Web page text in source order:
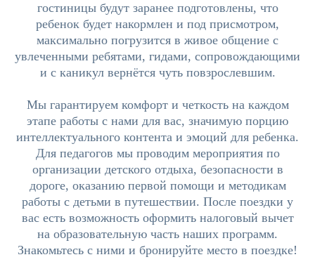
гостиницы будут заранее подготовлены, что
ребенок будет накормлен и под присмотром,
максимально погрузится в живое общение с
увлеченными ребятами, гидами, сопровождающими
и с каникул вернётся чуть повзрослевшим.
Мы гарантируем комфорт и четкость на каждом
этапе работы с нами для вас, значимую порцию
интеллектуального контента и эмоций для ребенка.
Для педагогов мы проводим мероприятия по
организации детского отдыха, безопасности в
дороге, оказанию первой помощи и методикам
работы с детьми в путешествии. После поездки у
вас есть возможность оформить налоговый вычет
на образовательную часть наших программ.
Знакомьтесь с ними и бронируйте место в поездке!